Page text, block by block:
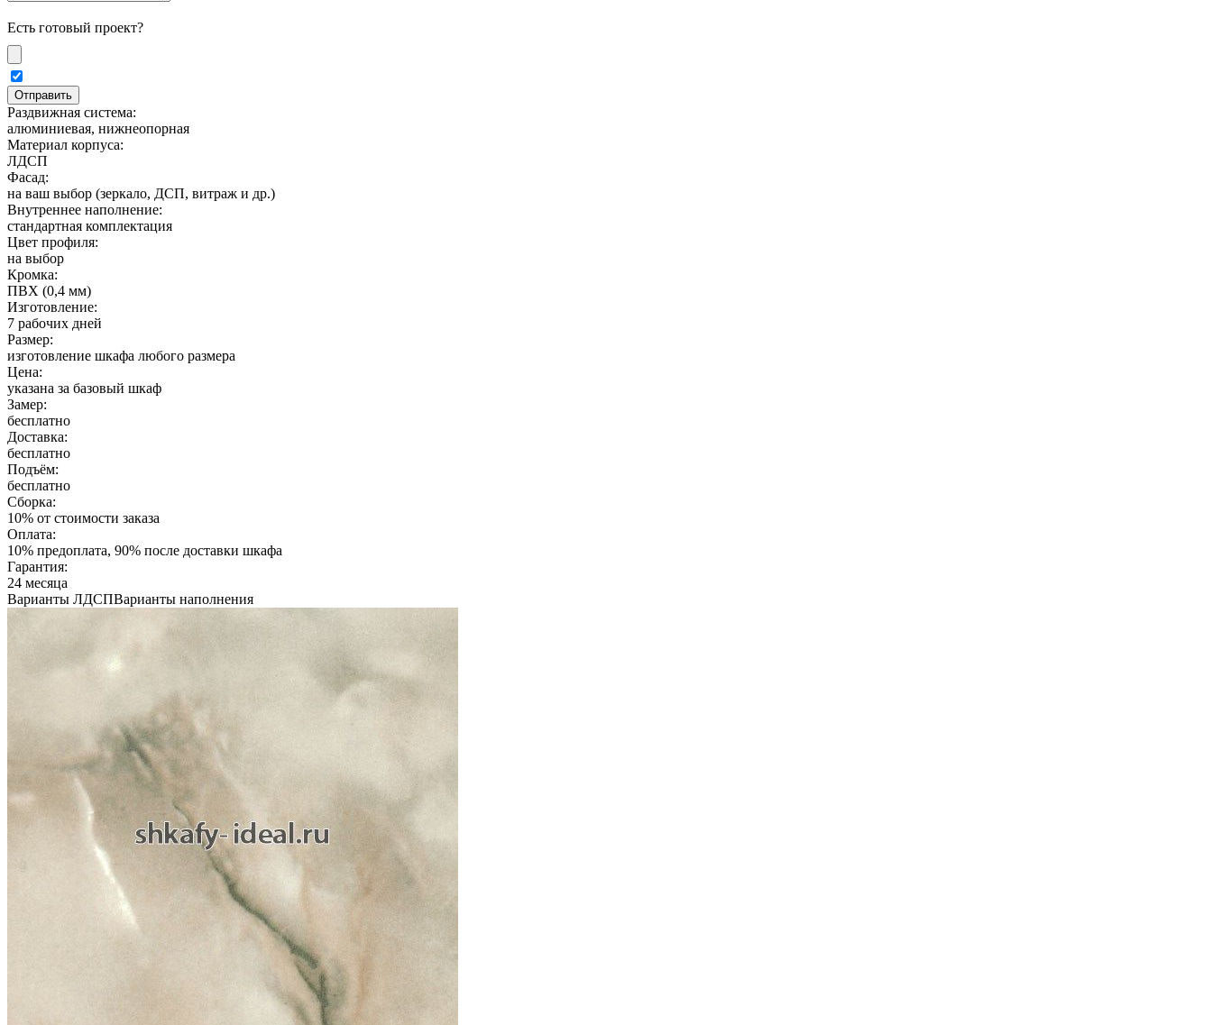
Есть готовый проект?
Раздвижная система:
алюминиевая, нижнеопорная
Материал корпуса:
ЛДСП
Фасад:
на ваш выбор (зеркало, ДСП, витраж и др.)
Внутреннее наполнение:
стандартная комплектация
Цвет профиля:
на выбор
Кромка:
ПВХ (0,4 мм)
Изготовление:
7 рабочих дней
Размер:
изготовление шкафа любого размера
Цена:
указана за базовый шкаф
Замер:
бесплатно
Доставка:
бесплатно
Подъём:
бесплатно
Сборка:
10% от стоимости заказа
Оплата:
10% предоплата, 90% после доставки шкафа
Гарантия:
24 месяца
Варианты ЛДСПВарианты наполнения